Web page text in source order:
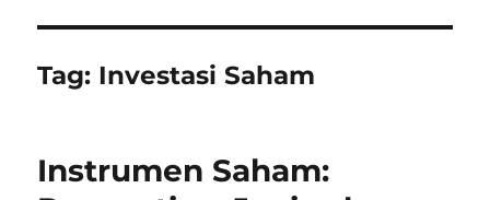
Tag: Investasi Saham
Instrumen Saham: